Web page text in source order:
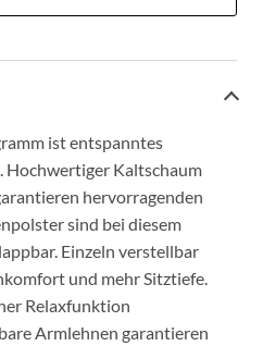
ist entspanntes
Hochwertiger Kaltschaum
hervorragenden
sind bei diesem
Einzeln verstellbar
und mehr Sitztiefe.
Relaxfunktion
Armlehnen garantieren